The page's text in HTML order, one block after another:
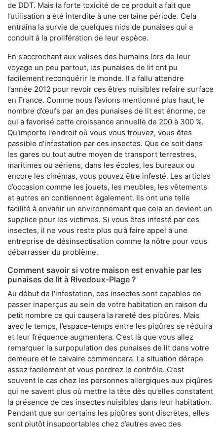
de DDT. Mais la forte toxicité de ce produit a fait que
l’utilisation a été interdite à une certaine période. Cela
entraîna la survie de quelques nids de punaises qui a
conduit à la prolifération de leur espèce.
En s’accrochant aux valises des humains lors de leur
voyage un peu partout, les punaises de lit ont pu
facilement reconquérir le monde. Il a fallu attendre
l’année 2012 pour revoir ces êtres nuisibles refaire surface
en France. Comme nous l’avions mentionné plus haut, le
nombre d’œufs par an des punaises de lit est énorme, ce
qui a favorisé cette croissance annuelle de 200 à 300 %.
Qu'importe l'endroit où vous vous trouvez, vous êtes
passible d'infestation par ces insectes. Que ce soit dans
les gares ou tout autre moyen de transport terrestres,
maritimes ou aériens, dans les écoles, les bureaux ou
encore les cinémas, vous pouvez être infesté. Les articles
d’occasion comme les jouets, les meubles, les vêtements
et autres en contiennent également. Ils ont une telle
facilité à envahir un environnement que cela en devient un
supplice pour les victimes. Si vous êtes infesté par ces
insectes, il ne vous reste plus qu’à faire appel à une
entreprise de désinsectisation comme la nôtre pour vous
débarrasser du problème.
Comment savoir si votre maison est envahie par les
punaises de lit à Rivedoux-Plage ?
Au début de l'infestation, ces insectes sont capables de
passer inaperçus au sein de votre habitation en raison du
petit nombre ce qui causera la rareté des piqûres. Mais
avec le temps, l’espace-temps entre les piqûres se réduira
et leur fréquence augmentera. C’est là que vous allez
remarquer la surpopulation des punaises de lit dans votre
demeure et le calvaire commencera. La situation dérape
assez facilement et vous perdrez le contrôle. C’est
souvent le cas chez les personnes allergiques aux piqûres
qui ne savent plus où mettre la tête dès qu’elles constatent
la présence de ces insectes nuisibles dans leur habitation.
Pendant que sur certains les piqûres sont discrètes, elles
sont plutôt insupportables chez d’autres avec des